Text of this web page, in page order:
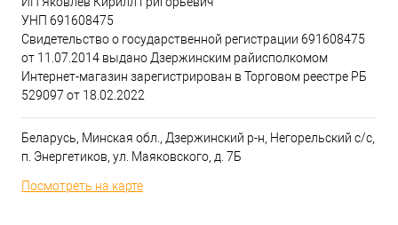
УНП 691608475
Свидетельство о государственной регистрации 691608475
от 11.07.2014 выдано Дзержинским райисполкомом
Интернет-магазин зарегистрирован в Торговом реестре РБ
529097 от 18.02.2022
Беларусь, Минская обл., Дзержинский р-н, Негорельский с/с,
п. Энергетиков, ул. Маяковского, д. 7Б
Посмотреть на карте